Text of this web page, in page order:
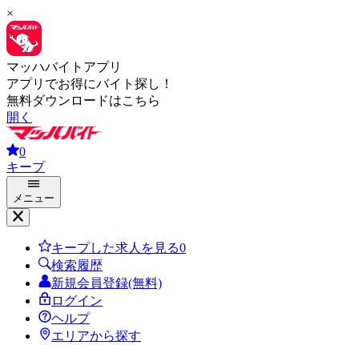
×
マッハバイトアプリ
アプリでお得にバイト探し！
無料ダウンロードはこちら
開く
0
キープ
メニュー
キープした求人を見る0
検索履歴
新規会員登録(無料)
ログイン
ヘルプ
エリアから探す